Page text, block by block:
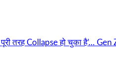
तरह Collapse हो चुका है’… Gen